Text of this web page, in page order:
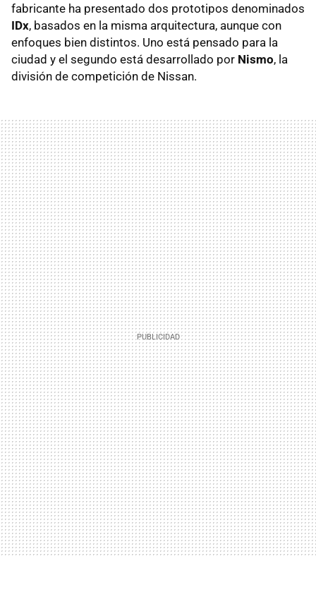
fabricante ha presentado dos prototipos denominados
IDx, basados en la misma arquitectura, aunque con
enfoques bien distintos. Uno está pensado para la
ciudad y el segundo está desarrollado por Nismo, la
división de competición de Nissan.